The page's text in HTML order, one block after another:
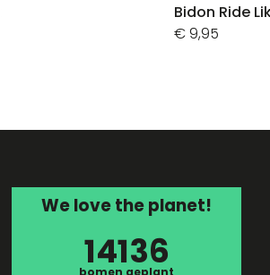
Bidon Ride
€9,95
We love the planet!
14136
bomen geplant